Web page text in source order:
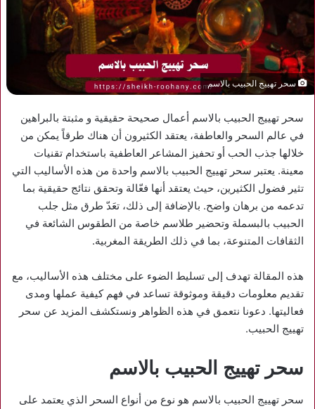
سحر تهييج الحبيب بالاسم
سحر تهييج الحبيب بالاسم أعمال صحيحة حقيقية و مثبتة بالبراهين
في عالم السحر والعاطفة، يعتقد الكثيرون أن هناك طرقاً يمكن من
خلالها جذب الحب أو تحفيز المشاعر العاطفية باستخدام تقنيات
معينة. يعتبر سحر تهييج الحبيب بالاسم واحدة من هذه الأساليب التي
تثير فضول الكثيرين، حيث يعتقد أنها فعّالة وتحقق نتائج حقيقية بما
تدعمه من برهان واضح. بالإضافة إلى ذلك، تعَدّ طرق مثل جلب
الحبيب بالبسملة وتحضير طلاسم خاصة من الطقوس الشائعة في
الثقافات المتنوعة، بما في ذلك الطريقة المغربية.
هذه المقالة تهدف إلى تسليط الضوء على مختلف هذه الأساليب، مع
تقديم معلومات دقيقة وموثوقة تساعد في فهم كيفية عملها ومدى
فعاليتها. دعونا نتعمق في هذه الظواهر ونستكشف المزيد عن سحر
تهييج الحبيب.
سحر تهييج الحبيب بالاسم
سحر تهييج الحبيب بالاسم هو نوع من أنواع السحر الذي يعتمد على